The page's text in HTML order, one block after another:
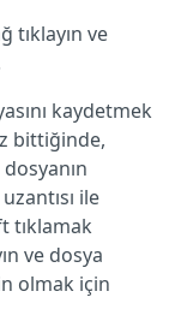
tıklayın ve
kaydetmek
bittiğinde,
ile
tıklamak
ve dosya
olmak için